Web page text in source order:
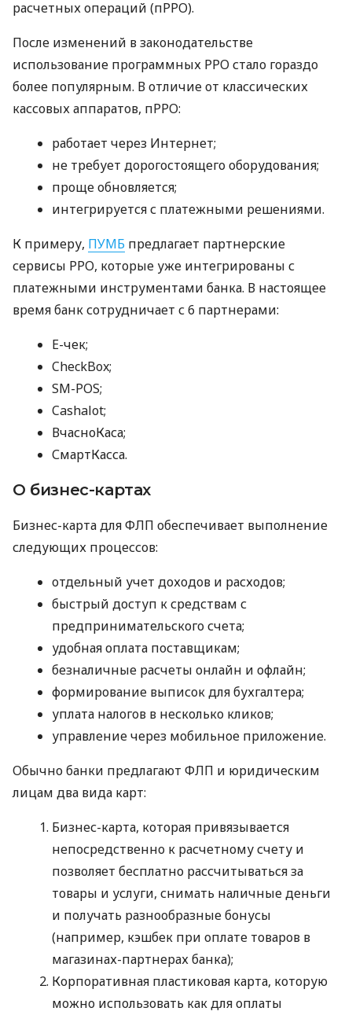
расчетных операций (пРРО).
После изменений в законодательстве
использование программных РРО стало гораздо
более популярным. В отличие от классических
кассовых аппаратов, пРРО:
работает через Интернет;
не требует дорогостоящего оборудования;
проще обновляется;
интегрируется с платежными решениями.
К примеру, ПУМБ предлагает партнерские
сервисы РРО, которые уже интегрированы с
платежными инструментами банка. В настоящее
время банк сотрудничает с 6 партнерами:
E-чек;
CheckBox;
SM-POS;
Cashalot;
ВчасноКаса;
СмартКасса.
О бизнес-картах
Бизнес-карта для ФЛП обеспечивает выполнение
следующих процессов:
отдельный учет доходов и расходов;
быстрый доступ к средствам с
предпринимательского счета;
удобная оплата поставщикам;
безналичные расчеты онлайн и офлайн;
формирование выписок для бухгалтера;
уплата налогов в несколько кликов;
управление через мобильное приложение.
Обычно банки предлагают ФЛП и юридическим
лицам два вида карт:
Бизнес-карта, которая привязывается
непосредственно к расчетному счету и
позволяет бесплатно рассчитываться за
товары и услуги, снимать наличные деньги
и получать разнообразные бонусы
(например, кэшбек при оплате товаров в
магазинах-партнерах банка);
Корпоративная пластиковая карта, которую
можно использовать как для оплаты